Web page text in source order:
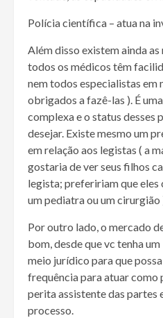
Polícia científica – atua na
Além disso existem ainda as
todos os médicos têm
nem todos especialistas em
obrigados a fazê-las ). É
complexa e o status desses
desejar. Existe mesmo um
em relação aos legistas ( a
gostaria de ver seus filhos
legista; prefeririam que eles
um pediatra ou um cirurgião
Por outro lado, o mercado
bom, desde que vc tenha
meio jurídico para que
frequência para atuar como
perita assistente das partes
processo.